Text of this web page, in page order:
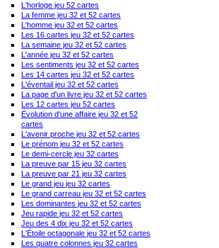
L'horloge jeu 52 cartes
La femme jeu 32 et 52 cartes
L'homme jeu 32 et 52 cartes
Les 16 cartes jeu 32 et 52 cartes
La semaine jeu 32 et 52 cartes
L'année jeu 32 et 52 cartes
Les sentiments jeu 32 et 52 cartes
Les 14 cartes jeu 32 et 52 cartes
L'éventail jeu 32 et 52 cartes
La page d'un livre jeu 32 et 52 cartes
Les 12 cartes jeu 52 cartes
Évolution d'une affaire jeu 32 et 52
cartes
L'avenir proche jeu 32 et 52 cartes
Le prénom jeu 32 et 52 cartes
Le demi-cercle jeu 32 cartes
La preuve par 15 jeu 32 cartes
La preuve par 21 jeu 32 cartes
Le grand jeu jeu 32 cartes
Le grand carreau jeu 32 et 52 cartes
Les dominantes jeu 32 et 52 cartes
Jeu rapide jeu 32 et 52 cartes
Jeu des 4 dix jeu 32 et 52 cartes
L'Étoile octagonale jeu 32 et 52 cartes
Les quatre colonnes jeu 32 cartes